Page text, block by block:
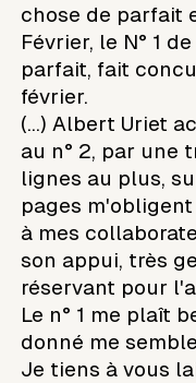
chose de parfait
Février, le N° 1
parfait, fait
février.
(...) Albert Uriet
au n° 2, par une
lignes au plus,
pages
à mes
son appui, très
réservant pour
Le n° 1 me plaît
donné me
Je tiens à vous